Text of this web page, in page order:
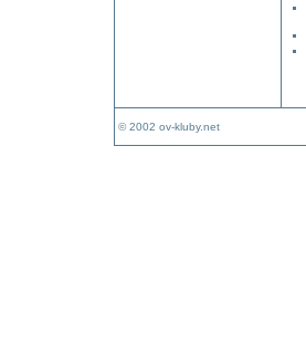
© 2002 ov-kluby.net